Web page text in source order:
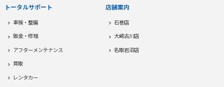
トータルサポート
車検・整備
鈑金・修理
アフターメンテナンス
買取
レンタカー
店舗案内
石巻店
大崎古川店
名取岩沼店